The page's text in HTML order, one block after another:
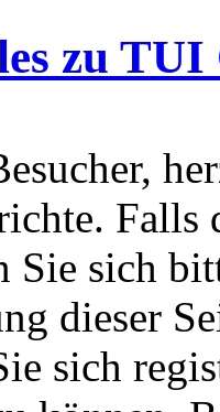
zu TUI
Falls
Sie sich
dieser
sich